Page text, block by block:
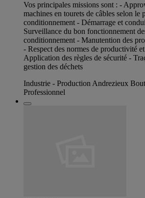
Vos principales missions sont : -
machines en tourets de câbles selon le
conditionnement - Démarrage et
Surveillance du bon fonctionnement
conditionnement - Manutention des
- Respect des normes de productivité
Application des règles de sécurité -
gestion des déchets
Industrie - Production Andrezieux
Professionnel